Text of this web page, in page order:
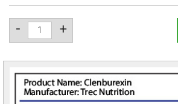
- +